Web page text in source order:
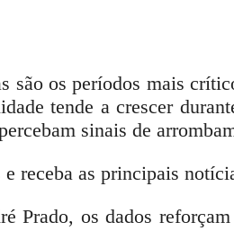
são os períodos mais
tende a crescer
sinais de
receba as principais
Prado, os dados